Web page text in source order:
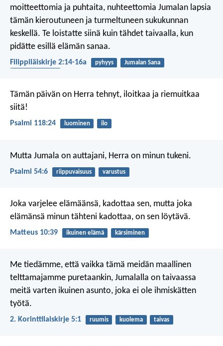
moitteettomia ja puhtaita, nuhteettomia Jumalan lapsia
tämän kieroutuneen ja turmeltuneen sukukunnan
keskellä. Te loistatte siinä kuin tähdet taivaalla, kun
pidätte esillä elämän sanaa.
Filippiläiskirje 2:14-16a pyhyys
Jumalan Sana
Tämän päivän on Herra tehnyt, iloitkaa ja riemuitkaa
siitä!
Psalmi 118:24 luominen ilo
Mutta Jumala on auttajani, Herra on minun tukeni.
Psalmi 54:6 riippuvaisuus varustus
Joka varjelee elämäänsä, kadottaa sen, mutta joka
elämänsä minun tähteni kadottaa, on sen löytävä.
Matteus 10:39 ikuinen elämä kärsiminen
Me tiedämme, että vaikka tämä meidän maallinen
telttamajamme puretaankin, Jumalalla on taivaassa
meitä varten ikuinen asunto, joka ei ole ihmiskätten
työtä.
2. Korinttilaiskirje 5:1 ruumis kuolema taivas